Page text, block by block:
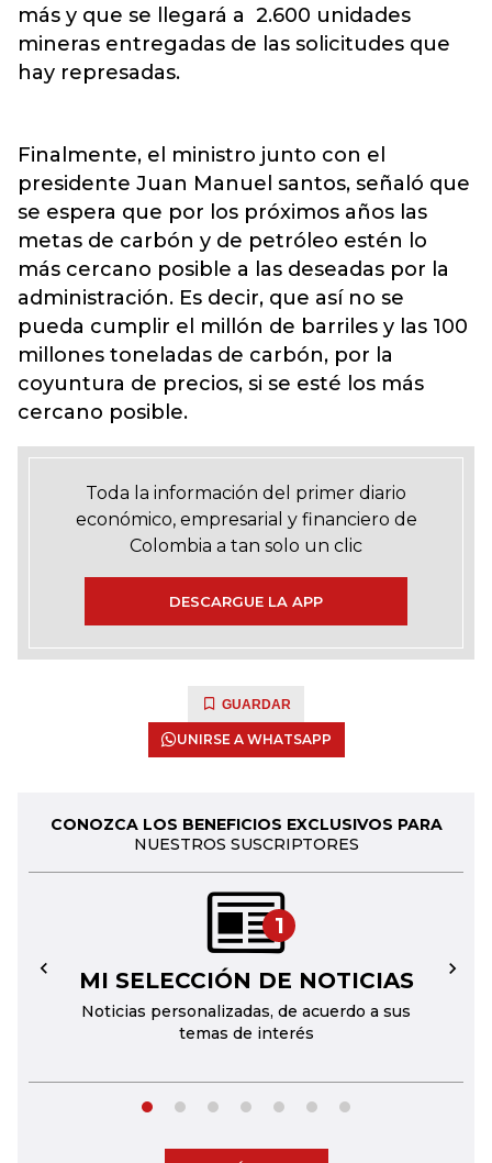
más y que se llegará a 2.600 unidades
mineras entregadas de las solicitudes que
hay represadas.
Finalmente, el ministro junto con el
presidente Juan Manuel santos, señaló que
se espera que por los próximos años las
metas de carbón y de petróleo estén lo
más cercano posible a las deseadas por la
administración. Es decir, que así no se
pueda cumplir el millón de barriles y las 100
millones toneladas de carbón, por la
coyuntura de precios, si se esté los más
cercano posible.
Toda la información del primer diario
económico, empresarial y financiero de
Colombia a tan solo un clic
DESCARGUE LA APP
GUARDAR
UNIRSE A WHATSAPP
CONOZCA LOS BENEFICIOS EXCLUSIVOS PARA
NUESTROS SUSCRIPTORES
1
MI SELECCIÓN DE NOTICIAS
Noticias personalizadas, de acuerdo a sus
temas de interés
← →